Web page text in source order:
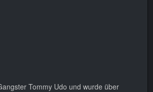
Tommy Udo und wurde über